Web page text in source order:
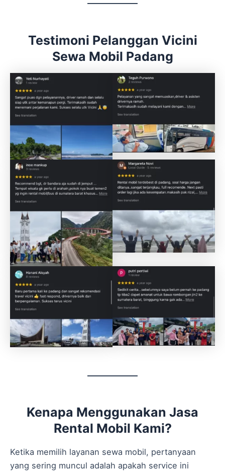
Testimoni Pelanggan Vicini
Sewa Mobil Padang
Kenapa Menggunakan Jasa
Rental Mobil Kami?
Ketika memilih layanan sewa mobil, pertanyaan
yang sering muncul adalah apakah service ini